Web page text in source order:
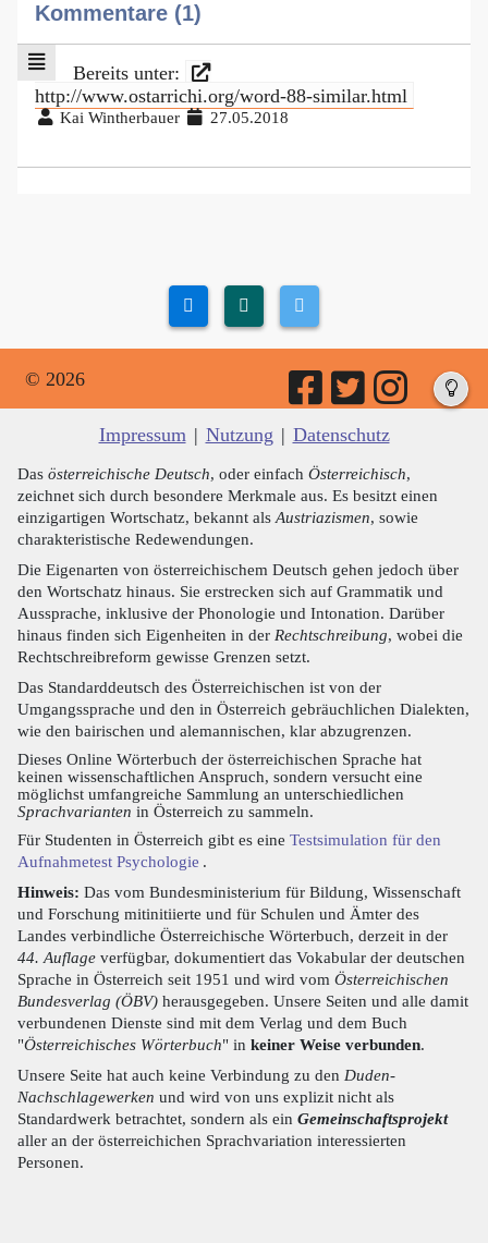
Kommentare (1)
Bereits unter:
http://www.ostarrichi.org/word-88-similar.html
Kai Wintherbauer 27.05.2018
© 2026
Impressum | Nutzung | Datenschutz
Das österreichische Deutsch, oder einfach Österreichisch,
zeichnet sich durch besondere Merkmale aus. Es besitzt einen
einzigartigen Wortschatz, bekannt als Austriazismen, sowie
charakteristische Redewendungen.
Die Eigenarten von österreichischem Deutsch gehen jedoch über
den Wortschatz hinaus. Sie erstrecken sich auf Grammatik und
Aussprache, inklusive der Phonologie und Intonation. Darüber
hinaus finden sich Eigenheiten in der Rechtschreibung, wobei die
Rechtschreibreform gewisse Grenzen setzt.
Das Standarddeutsch des Österreichischen ist von der
Umgangssprache und den in Österreich gebräuchlichen Dialekten,
wie den bairischen und alemannischen, klar abzugrenzen.
Dieses Online Wörterbuch der österreichischen Sprache hat
keinen wissenschaftlichen Anspruch, sondern versucht eine
möglichst umfangreiche Sammlung an unterschiedlichen
Sprachvarianten in Österreich zu sammeln.
Für Studenten in Österreich gibt es eine Testsimulation für den
Aufnahmetest Psychologie .
Hinweis: Das vom Bundesministerium für Bildung, Wissenschaft
und Forschung mitinitiierte und für Schulen und Ämter des
Landes verbindliche Österreichische Wörterbuch, derzeit in der
44. Auflage verfügbar, dokumentiert das Vokabular der deutschen
Sprache in Österreich seit 1951 und wird vom Österreichischen
Bundesverlag (ÖBV) herausgegeben. Unsere Seiten und alle damit
verbundenen Dienste sind mit dem Verlag und dem Buch
"Österreichisches Wörterbuch" in keiner Weise verbunden.
Unsere Seite hat auch keine Verbindung zu den Duden-
Nachschlagewerken und wird von uns explizit nicht als
Standardwerk betrachtet, sondern als ein Gemeinschaftsprojekt
aller an der österreichichen Sprachvariation interessierten
Personen.